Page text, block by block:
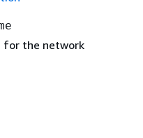
for the network